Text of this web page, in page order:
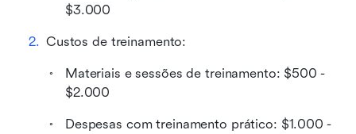
$3.000
Custos de treinamento:
Materiais e sessões de treinamento: $500 -
$2.000
Despesas com treinamento prático: $1.000 -